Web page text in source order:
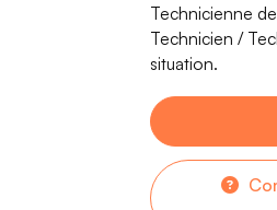
Technicienne
Technicien /
situation.